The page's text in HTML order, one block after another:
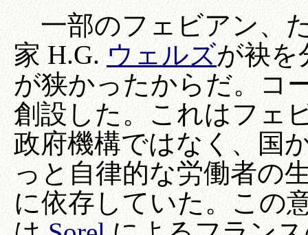
一部のフェビアン、
家 H.G.ウェルズが袂を
が狭かったからだ。コ
創設した。これはフェ
政府機構ではなく、国
っと自律的な労働者
に依存していた。この